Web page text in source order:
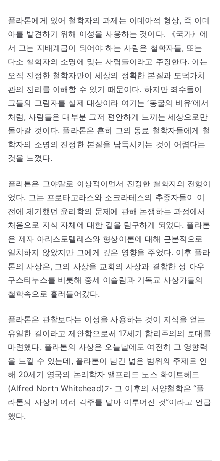
플라톤에게 있어 철학자의 과제는 이데아적 형상, 즉 이데
아를 발견하기 위해 이성을 사용하는 것이다. 《국가》에
서 그는 지배계급이 되어야 하는 사람은 철학자들, 또는
다소 철학자의 소명에 맞는 사람들이라고 주장한다. 이는
오직 진정한 철학자만이 세상의 정확한 본질과 도덕가치
관의 진리를 이해할 수 있기 때문이다. 하지만 죄수들이
그들의 그림자를 실제 대상이라 여기는 ‘동굴의 비유’에서
처럼, 사람들은 대부분 그저 편안하게 느끼는 세상으로만
돌아갈 것이다. 플라톤은 흔히 그의 동료 철학자들에게 철
학자의 소명의 진정한 본질을 납득시키는 것이 어렵다는
것을 느꼈다.
플라톤은 그야말로 이상적이면서 진정한 철학자의 전형이
었다. 그는 프로타고라스와 소크라테스의 추종자들이 이
전에 제기했던 윤리학의 문제에 관해 논쟁하는 과정에서
처음으로 지식 자체에 대한 길을 탐구하게 되었다. 플라톤
은 제자 아리스토텔레스와 형상이론에 대해 근본적으로
일치하지 않았지만 그에게 깊은 영향을 주었다. 이후 플라
톤의 사상은, 그의 사상을 교회의 사상과 결합한 성 아우
구스티누스를 비롯해 중세 이슬람과 기독교 사상가들의
철학속으로 흘러들어갔다.
플라톤은 관찰보다는 이성을 사용하는 것이 지식을 얻는
유일한 길이라고 제안함으로써 17세기 합리주의의 토대를
마련했다. 플라톤의 사상은 오늘날에도 여전히 그 영향력
을 느낄 수 있는데, 플라톤이 남긴 넓은 범위의 주제로 인
해 20세기 영국의 논리학자 앨프리드 노스 화이트헤드
(Alfred North Whitehead)가 그 이후의 서양철학은 “플
라톤의 사상에 여러 각주를 달아 이루어진 것”이라고 언급
했다.